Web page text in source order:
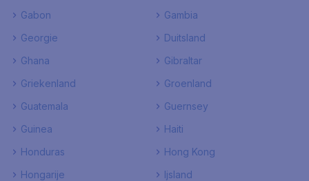
Gabon
Gambia
Georgie
Duitsland
Ghana
Gibraltar
Griekenland
Groenland
Guatemala
Guernsey
Guinea
Haiti
Honduras
Hong Kong
Hongarije
Ijsland